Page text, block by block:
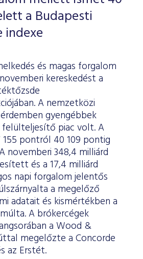
a Budapesti
indexe
és magas forgalom
kereskedést a
A nemzetközi
gyengébbek
felülteljesítő piac volt. A
155 pontról 40 109 pontig
novemberi 348,4 milliárd
és a 17,4 milliárd
napi forgalom jelentős
a megelőző
adatait és kismértékben a
A brókercégek
a Wood &
megelőzte a Concorde
az Erstét.